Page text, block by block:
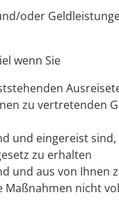
oder
wenn Sie
zu vertretenden
und eingereist
zu erhalten
und aus von Ihnen
nicht